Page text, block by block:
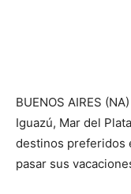
BUENOS AIRES
Iguazú, Mar del
destinos preferidos
pasar sus